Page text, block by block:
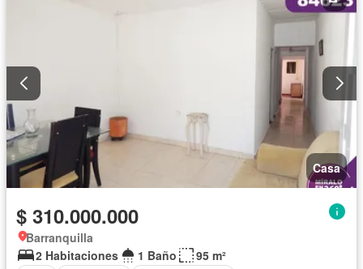
Casa
$ 310.000.000
Barranquilla
2 Habitaciones
1 Baño
95 m²